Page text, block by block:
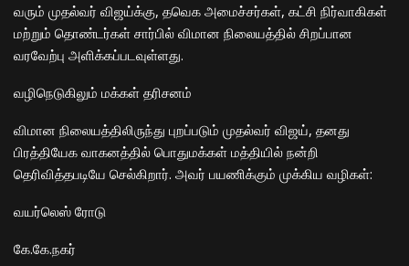
வரும் முதல்வர் விஜய்க்கு, தவெக அமைச்சர்கள், கட்சி நிர்வாகிகள்
மற்றும் தொண்டர்கள் சார்பில் விமான நிலையத்தில் சிறப்பான
வரவேற்பு அளிக்கப்படவுள்ளது.
​வழிநெடுகிலும் மக்கள் தரிசனம்
​விமான நிலையத்திலிருந்து புறப்படும் முதல்வர் விஜய், தனது
பிரத்தியேக வாகனத்தில் பொதுமக்கள் மத்தியில் நன்றி
தெரிவித்தபடியே செல்கிறார். அவர் பயணிக்கும் முக்கிய வழிகள்:
​வயர்லெஸ் ரோடு
​கே.கே.நகர்